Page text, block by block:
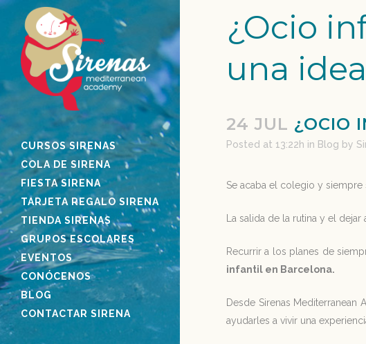
CURSOS SIRENAS
COLA DE SIRENA
FIESTA SIRENA
TARJETA REGALO SIRENA
TIENDA SIRENAS
GRUPOS ESCOLARES
EVENTOS
CONÓCENOS
BLOG
CONTACTAR SIRENA
¿Ocio
una idea
24 JUL ¿OCIO
Posted at 13:22h in Blog by
Se acaba el colegio y
La salida de la rutina y el
Recurrir a los planes de
infantil en Barcelona.
Desde Sirenas
ayudarles a vivir una